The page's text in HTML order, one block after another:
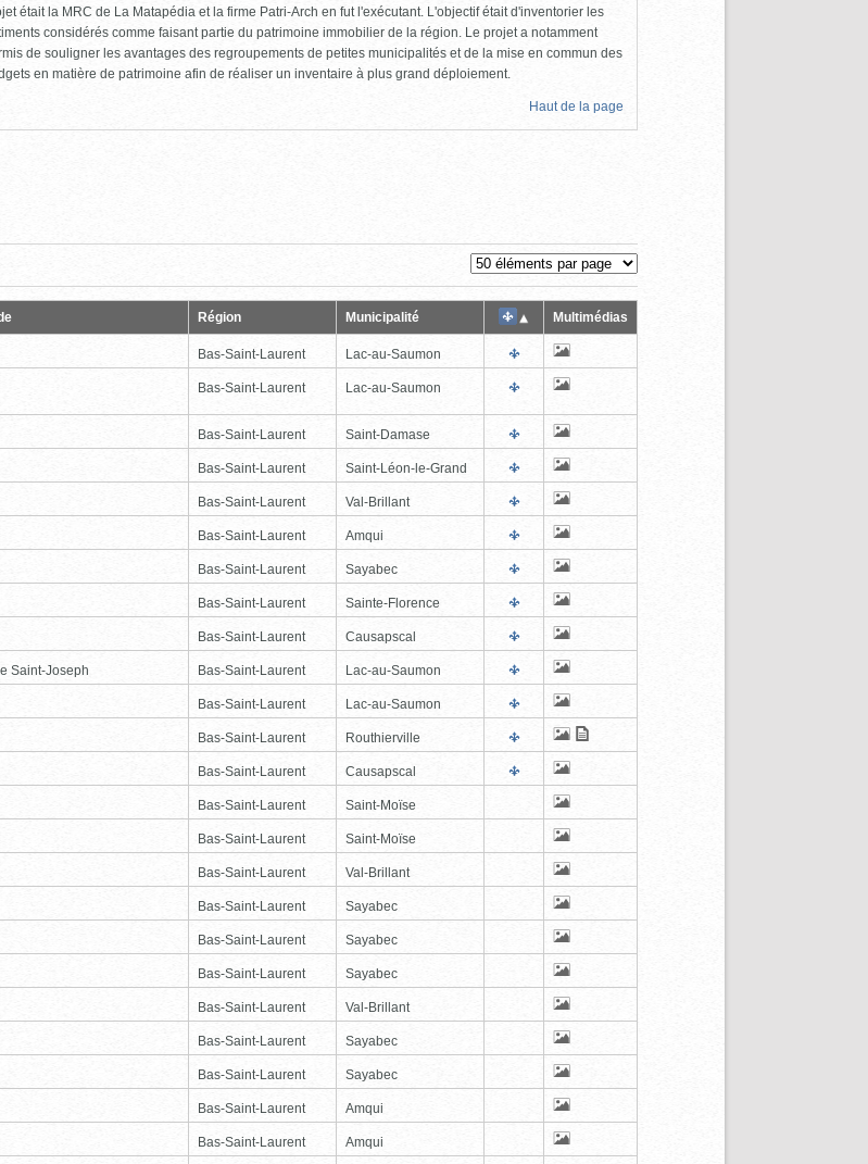
était la MRC de La Matapédia et la firme Patri-Arch en fut l'exécutant. L'objectif était d'inventorier les
considérés comme faisant partie du patrimoine immobilier de la région. Le projet a notamment
de souligner les avantages des regroupements de petites municipalités et de la mise en commun des
en matière de patrimoine afin de réaliser un inventaire à plus grand déploiement.
Haut de la page
Région Municipalité Multimédias
Bas-Saint-Laurent Lac-au-Saumon
Bas-Saint-Laurent Lac-au-Saumon
Bas-Saint-Laurent Saint-Damase
Bas-Saint-Laurent Saint-Léon-le-Grand
Bas-Saint-Laurent Val-Brillant
Bas-Saint-Laurent Amqui
Bas-Saint-Laurent Sayabec
Bas-Saint-Laurent Sainte-Florence
Bas-Saint-Laurent Causapscal
Saint-Joseph Bas-Saint-Laurent Lac-au-Saumon
Bas-Saint-Laurent Lac-au-Saumon
Bas-Saint-Laurent Routhierville
Bas-Saint-Laurent Causapscal
Bas-Saint-Laurent Saint-Moïse
Bas-Saint-Laurent Saint-Moïse
Bas-Saint-Laurent Val-Brillant
Bas-Saint-Laurent Sayabec
Bas-Saint-Laurent Sayabec
Bas-Saint-Laurent Sayabec
Bas-Saint-Laurent Val-Brillant
Bas-Saint-Laurent Sayabec
Bas-Saint-Laurent Sayabec
Bas-Saint-Laurent Amqui
Bas-Saint-Laurent Amqui